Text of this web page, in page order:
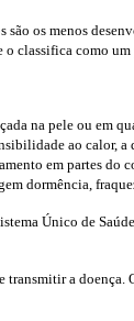
são os menos
classifica como
na pele ou em
ao calor, a
em partes do
dormência,
Único de
a